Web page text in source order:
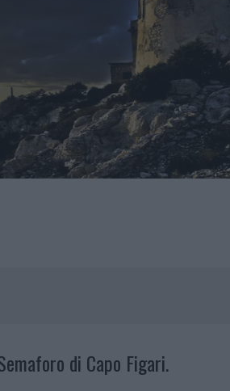
di Capo Figari.